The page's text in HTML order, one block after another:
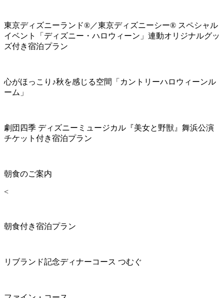
東京ディズニーランド®／東京ディズニーシー® スペシャル
イベント「ディズニー・ハロウィーン」連動オリジナルグッ
ズ付き宿泊プラン
心がほっこり♪秋を感じる空間「カントリーハロウィーンル
ーム」
劇団四季 ディズニーミュージカル『美女と野獣』舞浜公演
チケット付き宿泊プラン
朝食のご案内
<
朝食付き宿泊プラン
リブランド記念ディナーコース つむぐ